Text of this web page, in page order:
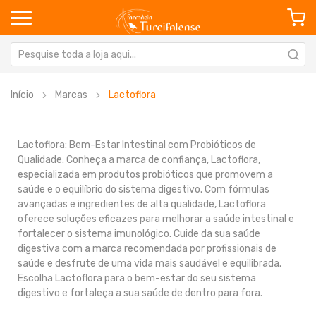
Início Marcas Lactoflora
Lactoflora: Bem-Estar Intestinal com Probióticos de
Qualidade. Conheça a marca de confiança, Lactoflora,
especializada em produtos probióticos que promovem a
saúde e o equilíbrio do sistema digestivo. Com fórmulas
avançadas e ingredientes de alta qualidade, Lactoflora
oferece soluções eficazes para melhorar a saúde intestinal e
fortalecer o sistema imunológico. Cuide da sua saúde
digestiva com a marca recomendada por profissionais de
saúde e desfrute de uma vida mais saudável e equilibrada.
Escolha Lactoflora para o bem-estar do seu sistema
digestivo e fortaleça a sua saúde de dentro para fora.